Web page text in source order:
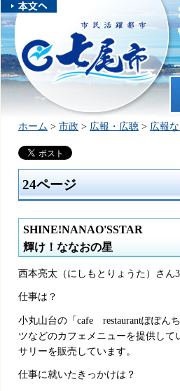
本文へスキ
ップしま
す。
市民活躍都市 七尾市
ホーム > 市政 > 広報・広聴 > 広報
24ページ
SHINE!NANAO'SSTAR
輝け！ななおの星
西本亮太（にしもとりょうた）さん
仕事は？
小丸山台の「cafe restaurantぽぽん
ツなどのカフェメニューを提供し
サリーを販売しています。
仕事に就いたきっかけは？